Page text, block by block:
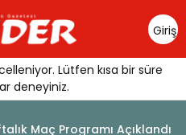
Giriş
Yap
Lütfen kısa bir süre
deneyiniz.
Maç Programı Açıklandı